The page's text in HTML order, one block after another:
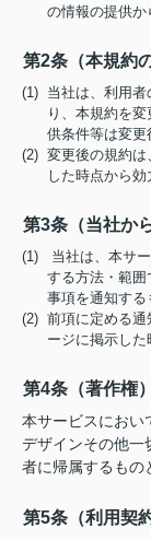
の情報の提供か
第2条（本規約
(1) 当社は、利用者
り、本規約を
供条件等は変更
(2) 変更後の規約は
した時点から効
第3条（当社か
(1) 当社は、本サー
する方法・範
事項を通知する
(2) 前項に定める通
ージに掲示した
第4条（著作権）
本サービスにおい
デザインその他一
者に帰属するもの
第5条（利用契